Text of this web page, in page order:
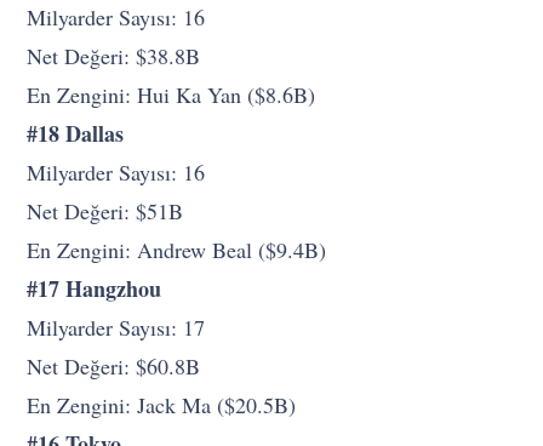
Milyarder Sayısı: 16
Net Değeri: $38.8B
En Zengini: Hui Ka Yan ($8.6B)
#18 Dallas
Milyarder Sayısı: 16
Net Değeri: $51B
En Zengini: Andrew Beal ($9.4B)
#17 Hangzhou
Milyarder Sayısı: 17
Net Değeri: $60.8B
En Zengini: Jack Ma ($20.5B)